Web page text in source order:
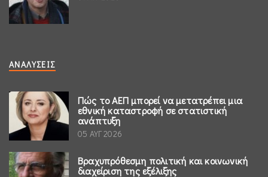
ΑΝΑΛΎΣΕΙΣ
Πώς το ΑΕΠ μπορεί να μετατρέπει μια
εθνική καταστροφή σε στατιστική
ανάπτυξη
05 ΑΥΓ 2026
Βραχυπρόθεσμη πολιτική και κοινωνική
διαχείριση της εξέλιξης